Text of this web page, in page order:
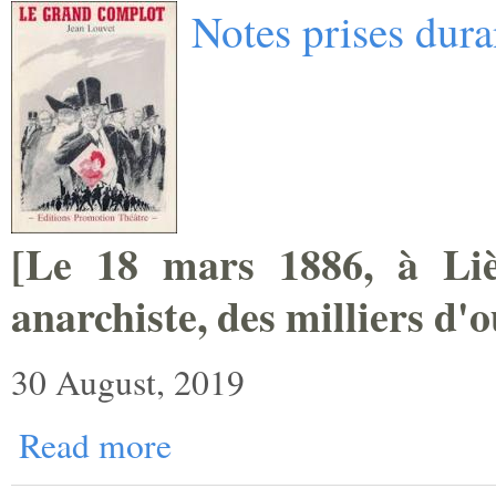
Notes prises
[Le 18 mars 1886, à
anarchiste, des milliers
30 August, 2019
Read more